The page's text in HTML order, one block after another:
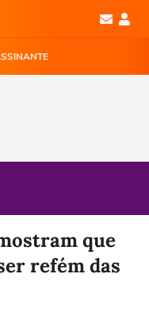
que
refém das